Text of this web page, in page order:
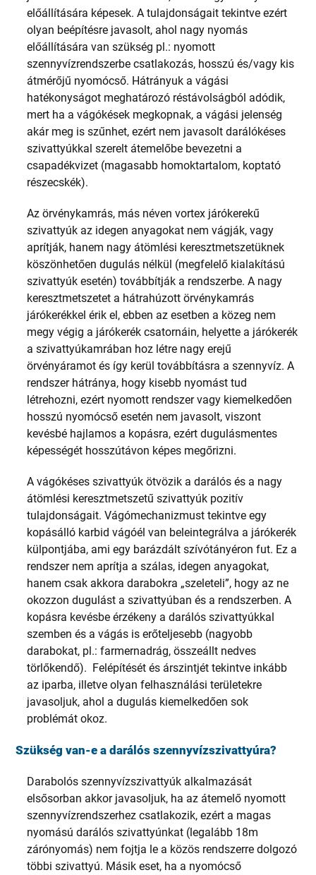
előállítására képesek. A tulajdonságait tekintve ezért
olyan beépítésre javasolt, ahol nagy nyomás
előállítására van szükség pl.: nyomott
szennyvízrendszerbe csatlakozás, hosszú és/vagy kis
átmérőjű nyomócső. Hátrányuk a vágási
hatékonyságot meghatározó réstávolságból adódik,
mert ha a vágókések megkopnak, a vágási jelenség
akár meg is szűnhet, ezért nem javasolt darálókéses
szivattyúkkal szerelt átemelőbe bevezetni a
csapadékvizet (magasabb homoktartalom, koptató
részecskék).
Az örvénykamrás, más néven vortex járókerekű
szivattyúk az idegen anyagokat nem vágják, vagy
aprítják, hanem nagy átömlési keresztmetszetüknek
köszönhetően dugulás nélkül (megfelelő kialakítású
szivattyúk esetén) továbbítják a rendszerbe. A nagy
keresztmetszetet a hátrahúzott örvénykamrás
járókerékkel érik el, ebben az esetben a közeg nem
megy végig a járókerék csatornáin, helyette a járókerék
a szivattyúkamrában hoz létre nagy erejű
örvényáramot és így kerül továbbításra a szennyvíz. A
rendszer hátránya, hogy kisebb nyomást tud
létrehozni, ezért nyomott rendszer vagy kiemelkedően
hosszú nyomócső esetén nem javasolt, viszont
kevésbé hajlamos a kopásra, ezért dugulásmentes
képességét hosszútávon képes megőrizni.
A vágókéses szivattyúk ötvözik a darálós és a nagy
átömlési keresztmetszetű szivattyúk pozitív
tulajdonságait. Vágómechanizmust tekintve egy
kopásálló karbid vágóél van beleintegrálva a járókerék
külpontjába, ami egy barázdált szívótányéron fut. Ez a
rendszer nem aprítja a szálas, idegen anyagokat,
hanem csak akkora darabokra „szeleteli”, hogy az ne
okozzon dugulást a szivattyúban és a rendszerben. A
kopásra kevésbe érzékeny a darálós szivattyúkkal
szemben és a vágás is erőteljesebb (nagyobb
darabokat, pl.: farmernadrág, összeállt nedves
törlőkendő). Felépítését és árszintjét tekintve inkább
az iparba, illetve olyan felhasználási területekre
javasoljuk, ahol a dugulás kiemelkedően sok
problémát okoz.
Szükség van-e a darálós szennyvízszivattyúra?
Darabolós szennyvízszivattyúk alkalmazását
elsősorban akkor javasoljuk, ha az átemelő nyomott
szennyvízrendszerhez csatlakozik, ezért a magas
nyomású darálós szivattyúnkat (legalább 18m
zárónyomás) nem fojtja le a közös rendszerre dolgozó
többi szivattyú. Másik eset, ha a nyomócső